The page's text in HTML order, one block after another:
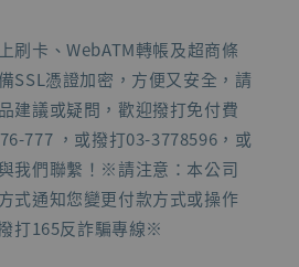
刷卡、WebATM轉帳及超商條
SSL憑證加密，方便又安全，請
建議或疑問，歡迎撥打免付費
777 ，或撥打03-3778596，或
我們聯繫！※請注意：本公司
式通知您變更付款方式或操作
打165反詐騙專線※